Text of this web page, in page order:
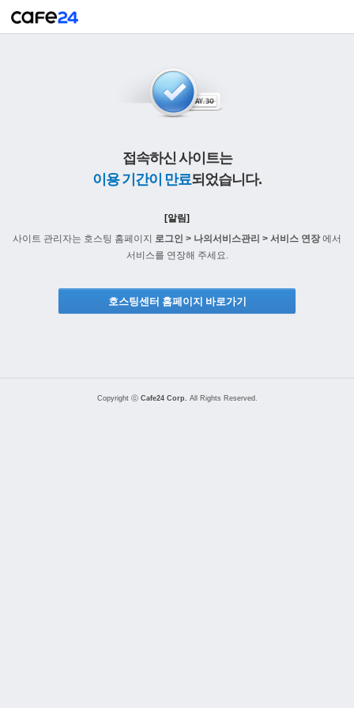
접속하신 사이트는
이용 기간이 만료되었습니다.
[알림]
사이트 관리자는 호스팅 홈페이지 로그인 > 나의서비스관리 > 서비스 연장에서
서비스를 연장해 주세요.
호스팅센터 홈페이지 바로가기
Copyright ⓒ Cafe24 Corp. All Rights Reserved.